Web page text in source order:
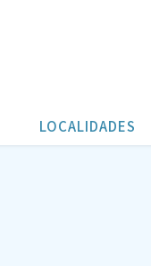
LOCALIDADES